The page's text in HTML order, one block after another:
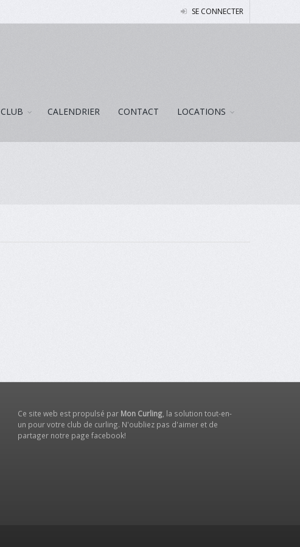
SE CONNECTER
CLUB CALENDRIER CONTACT LOCATIONS
Ce site web est propulsé par Mon Curling, la solution tout-en-
un pour votre club de curling. N'oubliez pas d'aimer et de
partager notre page facebook!